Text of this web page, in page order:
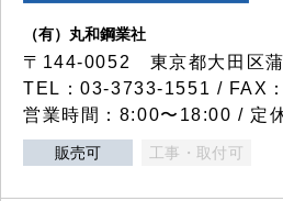
（有）丸和鋼業社
〒144-0052 東京都大田区
TEL：03-3733-1551 / FAX
営業時間：8:00〜18:00 / 定
販売可 工事・取付可